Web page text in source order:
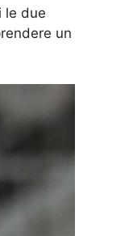
le due
un